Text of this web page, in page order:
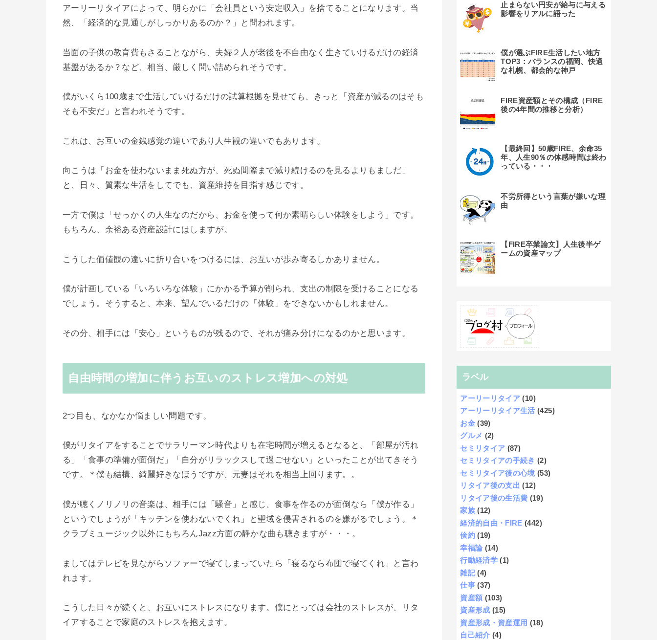
アーリーリタイアによって、明らかに「会社員という安定収入」を捨てることになります。当
然、「経済的な見通しがしっかりあるのか？」と問われます。
当面の子供の教育費もさることながら、夫婦２人が老後を不自由なく生きていけるだけの経済
基盤があるか？など、相当、厳しく問い詰められそうです。
僕がいくら100歳まで生活していけるだけの試算根拠を見せても、きっと「資産が減るのはそも
そも不安だ」と言われそうです。
これは、お互いの金銭感覚の違いであり人生観の違いでもあります。
向こうは「お金を使わないまま死ぬ方が、死ぬ間際まで減り続けるのを見るよりもましだ」
と、日々、質素な生活をしてでも、資産維持を目指す感じです。
一方で僕は「せっかくの人生なのだから、お金を使って何か素晴らしい体験をしよう」です。
もちろん、余裕ある資産設計にはしますが。
こうした価値観の違いに折り合いをつけるには、お互いが歩み寄るしかありません。
僕が計画している「いろいろな体験」にかかる予算が削られ、支出の制限を受けることになる
でしょう。そうすると、本来、望んでいるだけの「体験」をできないかもしれません。
その分、相手には「安心」というものが残るので、それが痛み分けになるのかと思います。
自由時間の増加に伴うお互いのストレス増加への対処
2つ目も、なかなか悩ましい問題です。
僕がリタイアをすることでサラリーマン時代よりも在宅時間が増えるとなると、「部屋が汚れ
る」「食事の準備が面倒だ」「自分がリラックスして過ごせない」といったことが出てきそう
です。＊僕も結構、綺麗好きなほうですが、元妻はそれを相当上回ります。。
僕が聴くノリノリの音楽は、相手には「騒音」と感じ、食事を作るのが面倒なら「僕が作る」
というでしょうが「キッチンを使わないでくれ」と聖域を侵害されるのを嫌がるでしょう。＊
クラブミュージック以外にもちろんJazz方面の静かな曲も聴きますが・・・。
ましてはテレビを見ながらソファーで寝てしまっていたら「寝るなら布団で寝てくれ」と言わ
れます。
こうした日々が続くと、お互いにストレスになります。僕にとっては会社のストレスが、リタ
イアすることで家庭のストレスを抱えます。
止まらない円安が給与に与える
影響をリアルに語った
僕が選ぶFIRE生活したい地方
TOP3：バランスの福岡、快適
な札幌、都会的な神戸
FIRE資産額とその構成（FIRE
後の4年間の推移と分析）
【最終回】50歳FIRE、余命35
年、人生90％の体感時間は終わ
っている・・・
不労所得という言葉が嫌いな理
由
【FIRE卒業論文】人生後半ゲ
ームの資産マップ
ラベル
アーリーリタイア (10)
アーリーリタイア生活 (425)
お金 (39)
グルメ (2)
セミリタイア (87)
セミリタイアの手続き (2)
セミリタイア後の心境 (53)
リタイア後の支出 (12)
リタイア後の生活費 (19)
家族 (12)
経済的自由・FIRE (442)
倹約 (19)
幸福論 (14)
行動経済学 (1)
雑記 (4)
仕事 (37)
資産額 (103)
資産形成 (15)
資産形成・資産運用 (18)
自己紹介 (4)